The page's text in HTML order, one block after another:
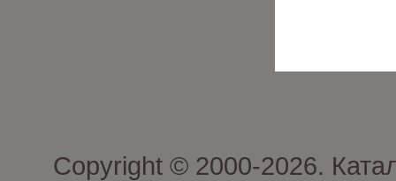
Copyright © 2000-2026.